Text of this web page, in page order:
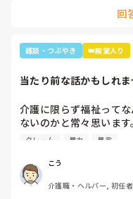
回
雑談・つぶやき 👑殿堂入り
当たり前な話かもしれま
介護に限らず福祉って
ないのかと常々思います。
いる感じは否めません。
特に、利用者からの暴
までも我慢するのは心
クレーム 暴力 暴言
こう
介護職・ヘルパー, 初任